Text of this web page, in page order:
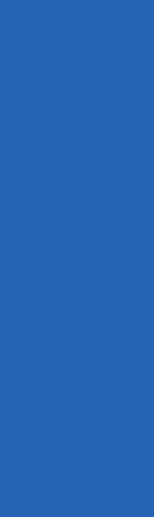
der
in den
Ökokonto-
Bezug von